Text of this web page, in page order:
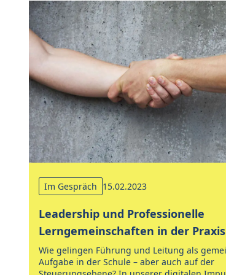
Im Gespräch 15.02.2023
Leadership und Professionelle
Lerngemeinschaften in der Praxis
Wie gelingen Führung und Leitung als
Aufgabe in der Schule – aber auch auf der